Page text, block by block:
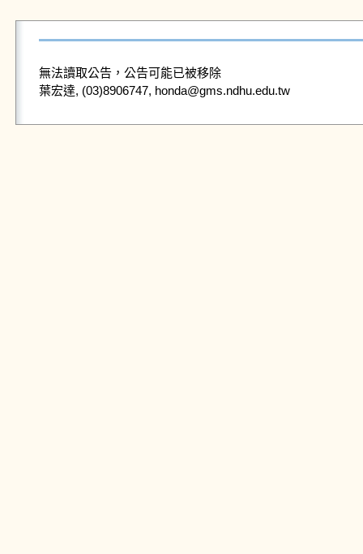
無法讀取公告，公告可能已被移除
葉宏達, (03)8906747, honda@gms.ndhu.edu.tw